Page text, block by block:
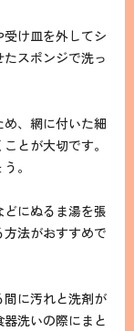
け皿を外してシ
スポンジで洗っ
、網に付いた細
とが大切です。
。
にぬるま湯を張
法がおすすめで
に汚れと洗剤が
洗いの際にまと